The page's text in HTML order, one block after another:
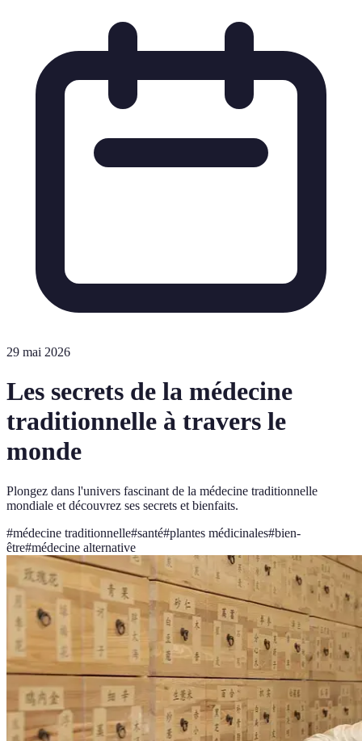
29 mai 2026
Les secrets de la médecine
traditionnelle à travers le
monde
Plongez dans l'univers fascinant de la médecine traditionnelle
mondiale et découvrez ses secrets et bienfaits.
#médecine traditionnelle#santé#plantes médicinales#bien-
être#médecine alternative